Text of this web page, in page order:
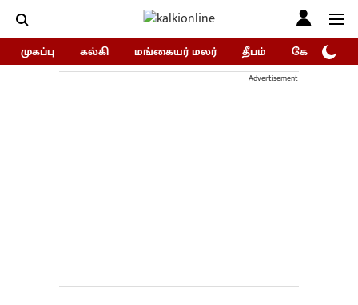
முகப்பு கல்கி மங்கையர் மலர் தீபம் கோகுலம்/
Advertisement